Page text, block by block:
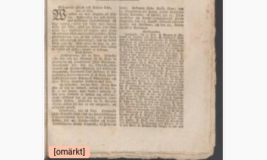
[omärkt]